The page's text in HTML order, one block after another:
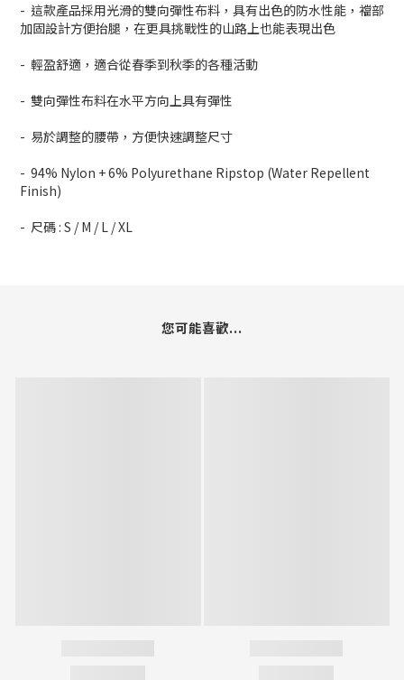
- 這款產品採用光滑的雙向彈性布料，具有出色的防水性能，襠部
加固設計方便抬腿，在更具挑戰性的山路上也能表現出色
- 輕盈舒適，適合從春季到秋季的各種活動
- 雙向彈性布料在水平方向上具有彈性
- 易於調整的腰帶，方便快速調整尺寸
- 94% Nylon + 6% Polyurethane Ripstop (Water Repellent
Finish)
- 尺碼 : S / M / L / XL
您可能喜歡...